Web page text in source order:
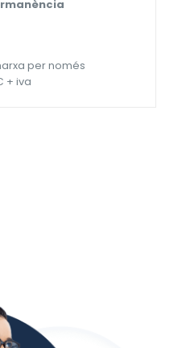
per només
+ iva